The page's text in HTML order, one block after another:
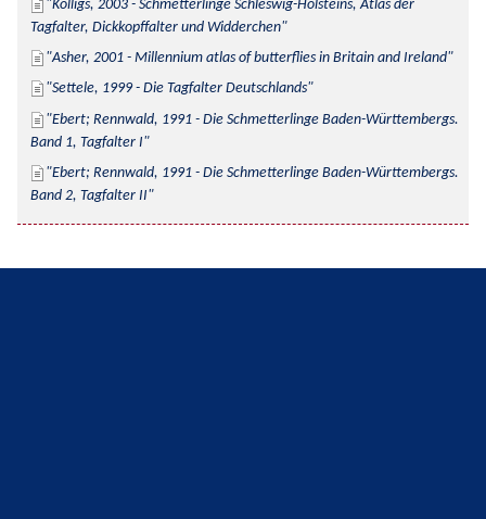
Kolligs, 2003 - Schmetterlinge Schleswig-Holsteins, Atlas der
Tagfalter, Dickkopffalter und Widderchen
Asher, 2001 - Millennium atlas of butterflies in Britain and Ireland
Settele, 1999 - Die Tagfalter Deutschlands
Ebert; Rennwald, 1991 - Die Schmetterlinge Baden-Württembergs.
Band 1, Tagfalter I
Ebert; Rennwald, 1991 - Die Schmetterlinge Baden-Württembergs.
Band 2, Tagfalter II